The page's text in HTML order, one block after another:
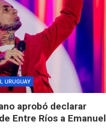
URUGUAY
aprobó declarar
Entre Ríos a Emanuel